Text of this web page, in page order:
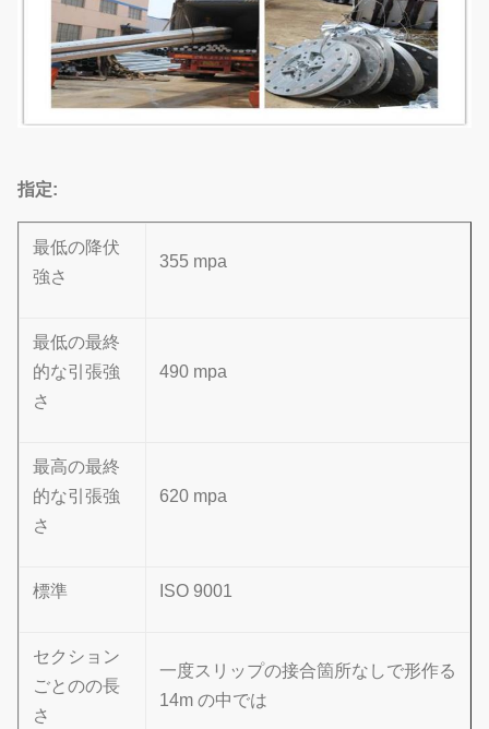
指定:
最低の降伏
強さ
355 mpa
最低の最終
的な引張強
さ
490 mpa
最高の最終
的な引張強
さ
620 mpa
標準 ISO 9001
セクション
ごとのの長
さ
一度スリップの接合箇所なしで形作る
14m の中では